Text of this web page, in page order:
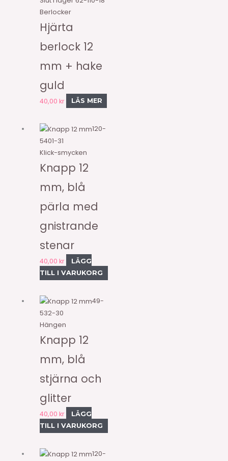
Berlocker
Hjärta
berlock 12
mm + hake
guld
40,00kr LÄS MER
120-
5401-31
Klick-smycken
Knapp 12
mm, blå
pärla med
gnistrande
stenar
40,00kr
LÄGG
TILL I VARUKORG
49-
532-30
Hängen
Knapp 12
mm, blå
stjärna och
glitter
40,00kr
LÄGG
TILL I VARUKORG
120-